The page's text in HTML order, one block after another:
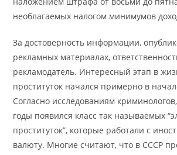
необлагаемых налогом минимумов
За достоверность информации,
рекламных материалах,
рекламодатель. Интересный этап в
проституток начался примерно в
Согласно исследованиям
годы появился класс так называемых
проституток”, которые работали с
валюту. Многие считают, что в СССР